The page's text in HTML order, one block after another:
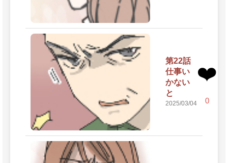
第22話
仕事い
かない
と
2025/03/04
❤️
0